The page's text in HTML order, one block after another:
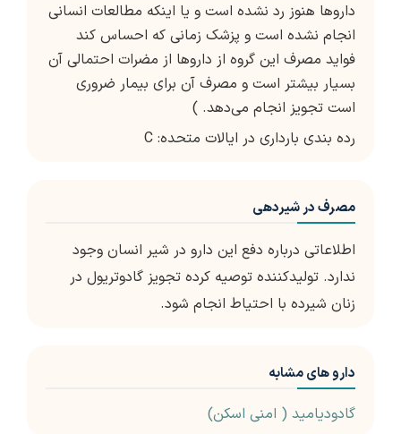
داروها هنوز رد نشده است و یا اینکه مطالعات انسانی
انجام نشده است و پزشک زمانی که احساس کند
فواید مصرف این گروه از داروها از مضرات احتمالی آن
بسیار بیشتر است و مصرف آن برای بیمار ضروری
است تجویز انجام می‌دهد. )
رده بندی بارداری در ایالات متحده: C
مصرف در شیردهی
اطلاعاتی درباره دفع این دارو در شیر انسان وجود
ندارد. تولیدکننده توصیه کرده تجویز گادوتریول در
زنان شیرده با احتیاط انجام شود.
دارو های مشابه
گادودیامید ( امنی اسکن)